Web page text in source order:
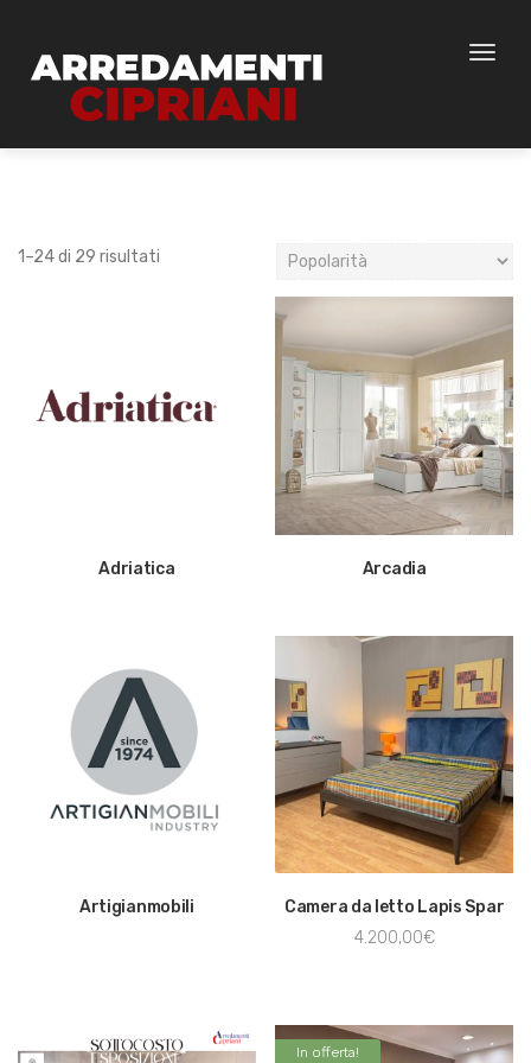
Toggle
1–24 di 29 risultati
Adriatica Arcadia
Artigianmobili
Camera da letto Lapis Spar
4.200,00€
In offerta!